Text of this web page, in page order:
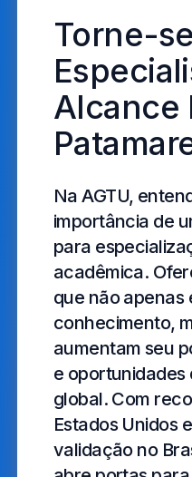
Torne-
Alcance
Na AGTU,
importância de
para
acadêmica.
que não apenas
conhecimento,
aumentam seu
e
global. Com
Estados Unidos
validação no